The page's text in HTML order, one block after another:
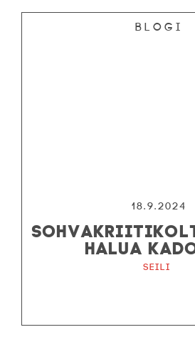
Blogi
18.9.2024
HALUA
Seili